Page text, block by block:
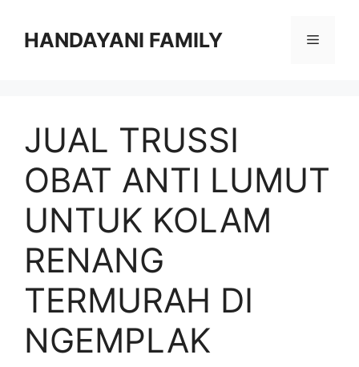
HANDAYANI FAMILY Menu
JUAL TRUSSI
OBAT ANTI LUMUT
UNTUK KOLAM
RENANG
TERMURAH DI
NGEMPLAK